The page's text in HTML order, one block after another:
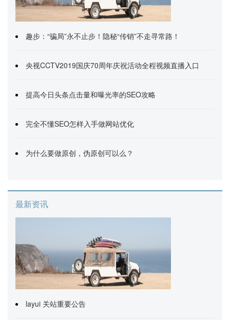
趣步：“骗局”永不止步！隐秘“传销”不走寻常路！
央视CCTV2019国庆70周年庆祝活动全程视频直播入口
提高今日头条点击量和曝光率的SEO攻略
完全不懂SEO怎样入手做网站优化
为什么要做原创，伪原创可以么？
最新资讯
layui 关站重要公告